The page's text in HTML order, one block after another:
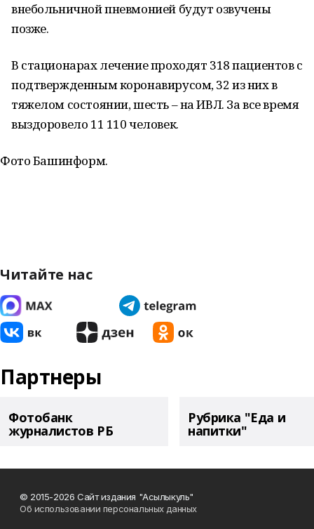
внебольничной пневмонией будут озвучены
позже.
В стационарах лечение проходят 318 пациентов с
подтвержденным коронавирусом, 32 из них в
тяжелом состоянии, шесть – на ИВЛ. За все время
выздоровело 11 110 человек.
Фото Башинформ.
Читайте нас
Партнеры
Фотобанк
журналистов РБ
Рубрика "Еда и
напитки"
© 2015-2026 Сайт издания "Асылыкуль"
Об использовании персональных данных